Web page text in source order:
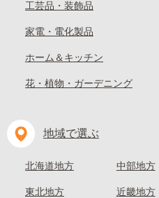
工芸品・装飾品
家電・電化製品
ホーム＆キッチン
花・植物・ガーデニング
地域で選ぶ
北海道地方
東北地方
中部地方
近畿地方